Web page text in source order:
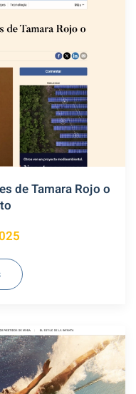
de Tamara Rojo o